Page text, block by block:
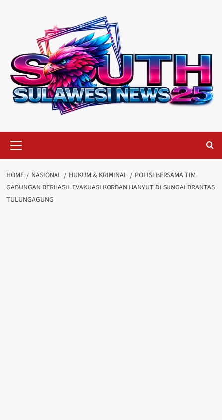
Menu
HOME NASIONAL HUKUM & KRIMINAL
POLISI BERSAMA TIM
GABUNGAN BERHASIL EVAKUASI KORBAN HANYUT DI SUNGAI BRANTAS
TULUNGAGUNG